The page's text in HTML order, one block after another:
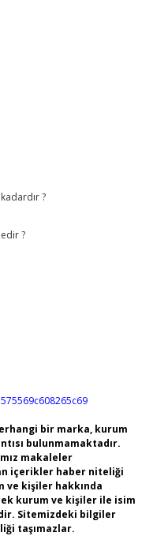
?
?
bir marka, kurum
bulunmamaktadır.
makaleler
içerikler haber niteliği
ve kişiler hakkında
kurum ve kişiler ile isim
Sitemizdeki bilgiler
taşımazlar.